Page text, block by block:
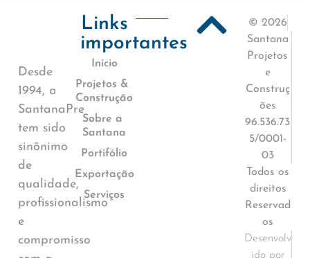
Desde
1994, a
SantanaPre
tem sido
sinônimo
de
qualidade,
profissionalismo
e
compromisso
Links
importantes
Início
Projetos &
Construção
Sobre a
Santana
Portifólio
Exportação
Serviços
© 2026
Santana
Projetos
e
Construç
ões
96.536.73
5/0001-
03
Todos os
direitos
Reservad
os
Desenvolv
ido por